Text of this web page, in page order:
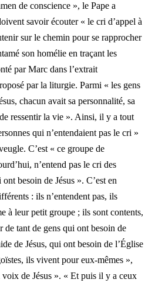
de conscience », le Pape a
savoir écouter « le cri d’appel à
sur le chemin pour se rapprocher
son homélie en traçant les
par Marc dans l’extrait
par la liturgie. Parmi « les gens
chacun avait sa personnalité, sa
ressentir la vie ». Ainsi, il y a tout
qui n’entendaient pas le cri »
C’est « ce groupe de
n’entend pas le cri des
besoin de Jésus ». C’est en
: ils n’entendent pas, ils
à leur petit groupe ; ils sont contents,
de tant de gens qui ont besoin de
de Jésus, qui ont besoin de l’Église
ils vivent pour eux-mêmes »,
voix de Jésus ». « Et puis il y a ceux